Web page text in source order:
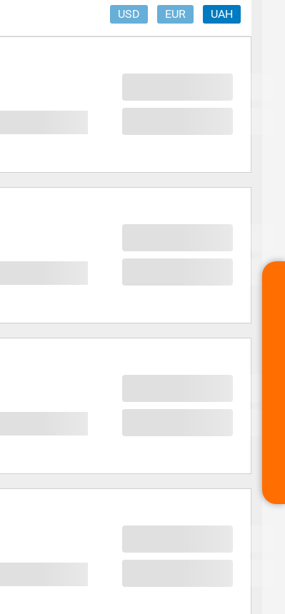
USD EUR UAH